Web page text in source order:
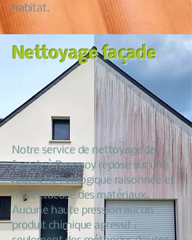
habitat.
Nettoyage façade
Notre service de nettoyage de
façade à Ronssoy repose sur une
approche écologique raisonnée et
respectueuse des matériaux.
Aucune haute pression aucun
produit chimique agressif :